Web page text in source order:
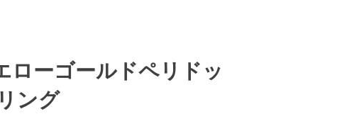
ローゴールドペリドッ
ング